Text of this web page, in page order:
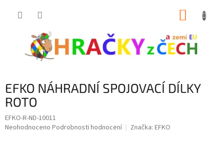
EFKO NÁHRADNÍ SPOJOVACÍ DÍLKY
ROTO
EFKO-R-ND-10011
Průměrné
Neohodnoceno Podrobnosti hodnocení Značka: EFKO